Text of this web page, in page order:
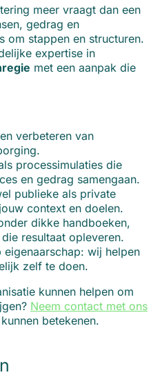
meer vraagt dan een
gedrag en
om stappen en structuren.
expertise in
met een aanpak die
verbeteren van
processimulaties die
en gedrag samengaan.
publieke als private
context en doelen.
dikke handboeken,
resultaat opleveren.
wij helpen
zelf te doen.
kunnen helpen om
Neem contact met ons
betekenen.